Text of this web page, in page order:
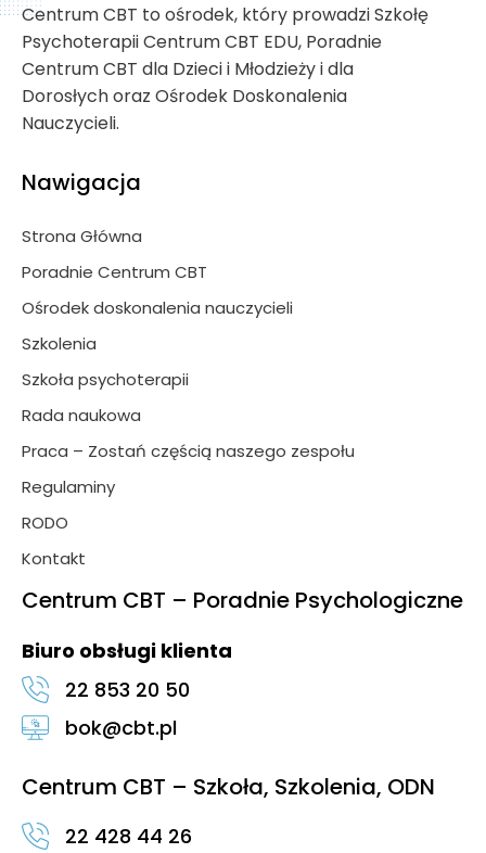
Centrum CBT to ośrodek, który prowadzi Szkołę
Psychoterapii Centrum CBT EDU, Poradnie
Centrum CBT dla Dzieci i Młodzieży i dla
Dorosłych oraz Ośrodek Doskonalenia
Nauczycieli.
Nawigacja
Strona Główna
Poradnie Centrum CBT
Ośrodek doskonalenia nauczycieli
Szkolenia
Szkoła psychoterapii
Rada naukowa
Praca – Zostań częścią naszego zespołu
Regulaminy
RODO
Kontakt
Centrum CBT – Poradnie Psychologiczne
Biuro obsługi klienta
22 853 20 50
bok@cbt.pl
Centrum CBT – Szkoła, Szkolenia, ODN
22 428 44 26